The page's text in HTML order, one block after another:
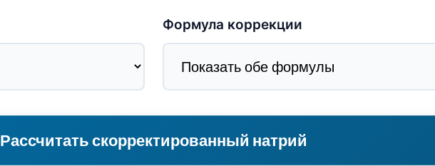
Формула коррекции
Рассчитать скорректированный натрий